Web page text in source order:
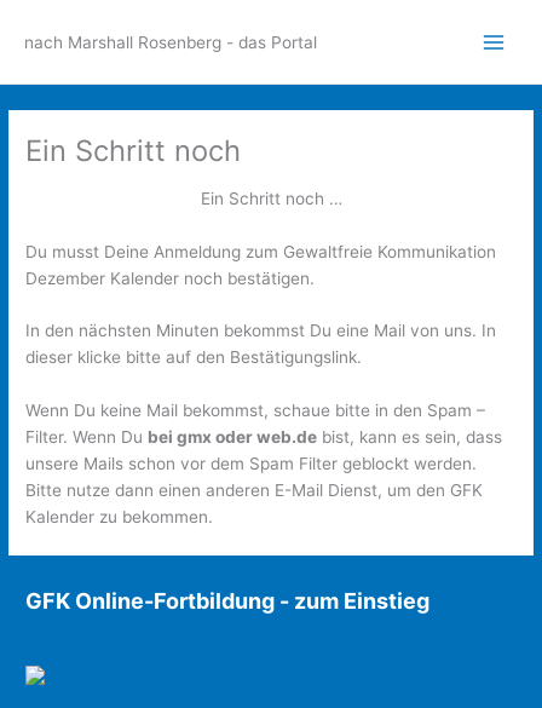
Inhaltnach Marshall Rosenberg - das Portal
Ein Schritt noch
Ein Schritt noch …
Du musst Deine Anmeldung zum Gewaltfreie Kommunikation
Dezember Kalender noch bestätigen.
In den nächsten Minuten bekommst Du eine Mail von uns. In
dieser klicke bitte auf den Bestätigungslink.
Wenn Du keine Mail bekommst, schaue bitte in den Spam –
Filter. Wenn Du bei gmx oder web.de bist, kann es sein, dass
unsere Mails schon vor dem Spam Filter geblockt werden.
Bitte nutze dann einen anderen E-Mail Dienst, um den GFK
Kalender zu bekommen.
GFK Online-Fortbildung - zum Einstieg